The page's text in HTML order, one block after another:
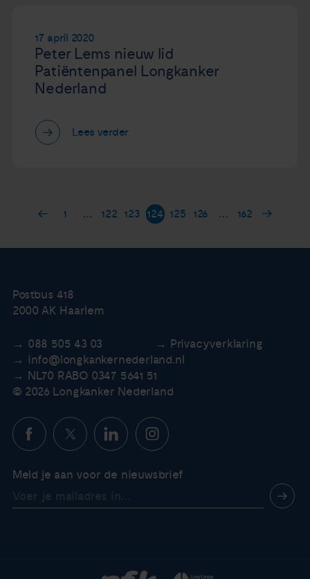
17 april 2020
Peter Lems nieuw lid
Patiëntenpanel Longkanker
Nederland
Lees verder
1 … 122 123 124 125 126 … 162
Postbus 418
2000 AK Haarlem
088 505 43 03
Privacyverklaring
info@longkankernederland.nl
NL70 RABO 0347 5641 51
© 2026 Longkanker Nederland
Meld je aan voor de nieuwsbrief